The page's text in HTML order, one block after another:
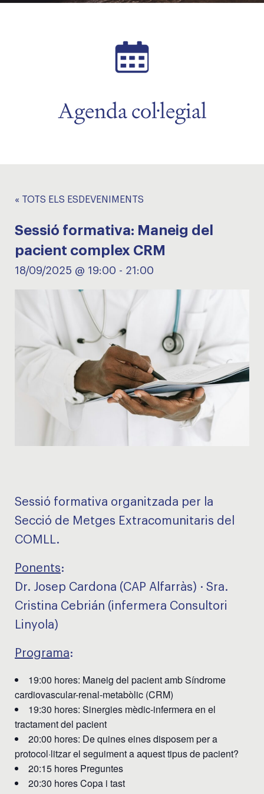
Agenda col·legial
« TOTS ELS ESDEVENIMENTS
Sessió formativa: Maneig del
pacient complex CRM
18/09/2025 @ 19:00 - 21:00
Sessió formativa organitzada per la
Secció de Metges Extracomunitaris del
COMLL.
Ponents:
Dr. Josep Cardona (CAP Alfarràs) · Sra.
Cristina Cebrián (infermera Consultori
Linyola)
Programa:
19:00 hores: Maneig del pacient amb Síndrome
cardiovascular-renal-metabòlic (CRM)
19:30 hores: Sinergies mèdic-infermera en el
tractament del pacient
20:00 hores: De quines eines disposem per a
protocol·litzar el seguiment a aquest tipus de pacient?
20:15 hores Preguntes
20:30 hores Copa i tast